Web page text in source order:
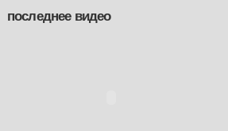
последнее видео